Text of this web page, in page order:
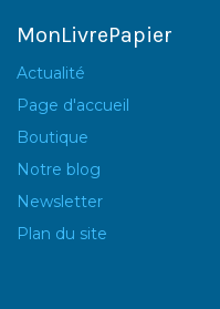
MonLivrePapier
Actualité
Page d'accueil
Boutique
Notre blog
Newsletter
Plan du site